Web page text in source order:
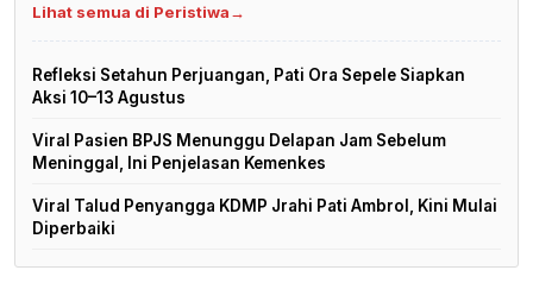
Lihat semua di Peristiwa→
Refleksi Setahun Perjuangan, Pati Ora Sepele Siapkan
Aksi 10–13 Agustus
Viral Pasien BPJS Menunggu Delapan Jam Sebelum
Meninggal, Ini Penjelasan Kemenkes
Viral Talud Penyangga KDMP Jrahi Pati Ambrol, Kini Mulai
Diperbaiki